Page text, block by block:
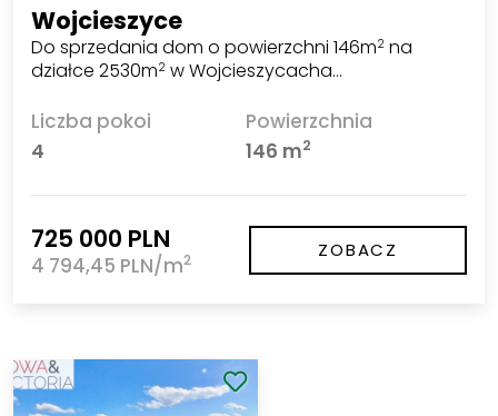
Wojcieszyce
Do sprzedania dom o powierzchni 146m2 na
działce 2530m2 w Wojcieszycacha…
Liczba pokoi
4
Powierzchnia
146 m2
725 000 PLN
4 794,45 PLN/m2 ZOBACZ